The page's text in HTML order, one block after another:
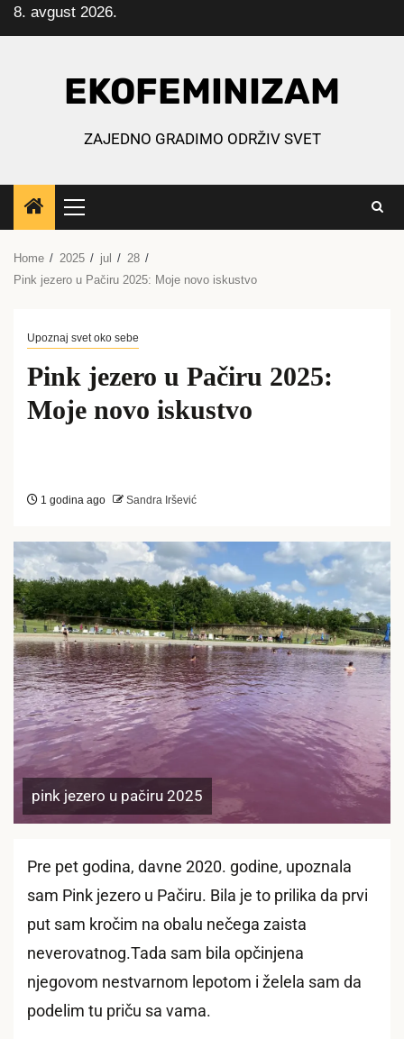
Skip
to
8. avgust 2026.
EKOFEMINIZAM
ZAJEDNO GRADIMO ODRŽIV SVET
Primary
Menu
Home 2025 jul
28
Pink jezero u Pačiru 2025: Moje novo iskustvo
Upoznaj svet oko sebe
Pink jezero u Pačiru 2025:
Moje novo iskustvo
1 godina ago Sandra Iršević
pink jezero u pačiru 2025
Pre pet godina, davne 2020. godine, upoznala
sam Pink jezero u Pačiru. Bila je to prilika da prvi
put sam kročim na obalu nečega zaista
neverovatnog.Tada sam bila opčinjena
njegovom nestvarnom lepotom i želela sam da
podelim tu priču sa vama.